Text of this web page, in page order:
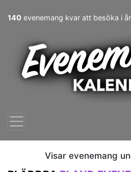
140 evenemang kvar att besöka i år
Visar evenemang